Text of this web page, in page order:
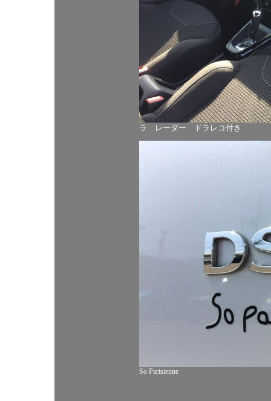
ラ レーダー ドラレコ付き
So Parisienne